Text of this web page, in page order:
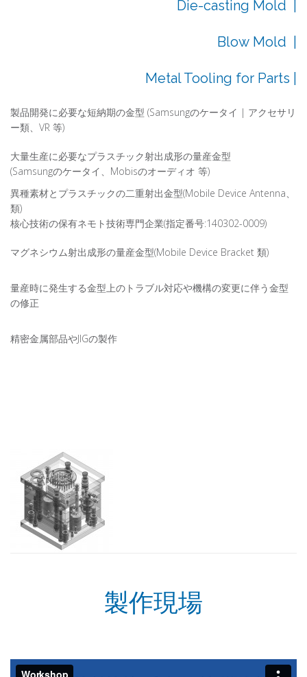
Die-casting Mold |
Blow Mold |
Metal Tooling for Parts |
製品開発に必要な短納期の金型 (Samsungのケータイ | アクセサリ
ー類、VR 等)
大量生産に必要なプラスチック射出成形の量産金型
(Samsungのケータイ、Mobisのオーディオ 等)
異種素材とプラスチックの二重射出金型(Mobile Device Antenna、
類)
核心技術の保有ネモト技術専門企業(指定番号:140302-0009)
マグネシウム射出成形の量産金型(Mobile Device Bracket 類)
量産時に発生する金型上のトラブル対応や機構の変更に伴う金型
の修正
精密金属部品やJIGの製作
製作現場